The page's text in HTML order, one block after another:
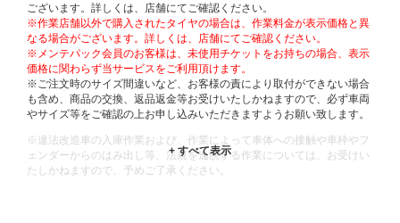
ございます。詳しくは、店舗にてご確認ください。
※作業店舗以外で購入されたタイヤの場合は、作業料金が表示価格と異
なる場合がございます。詳しくは、店舗にてご確認ください。
※メンテパック会員のお客様は、未使用チケットをお持ちの場合、表示
価格に関わらず当サービスをご利用頂けます。
※ご注文時のサイズ間違いなど、お客様の責により取付ができない場合
も含め、商品の交換、返品返金等お受けいたしかねますので、必ず車両
やサイズ等をご確認の上お申し込みいただきますようお願い致します。
※違法改造車の入庫作業および、作業によって車体への接触や車枠やフ
ェンダーからのはみ出し等、法規を逸脱する作業については、お受けい
たしかねますので、予めご了承ください。